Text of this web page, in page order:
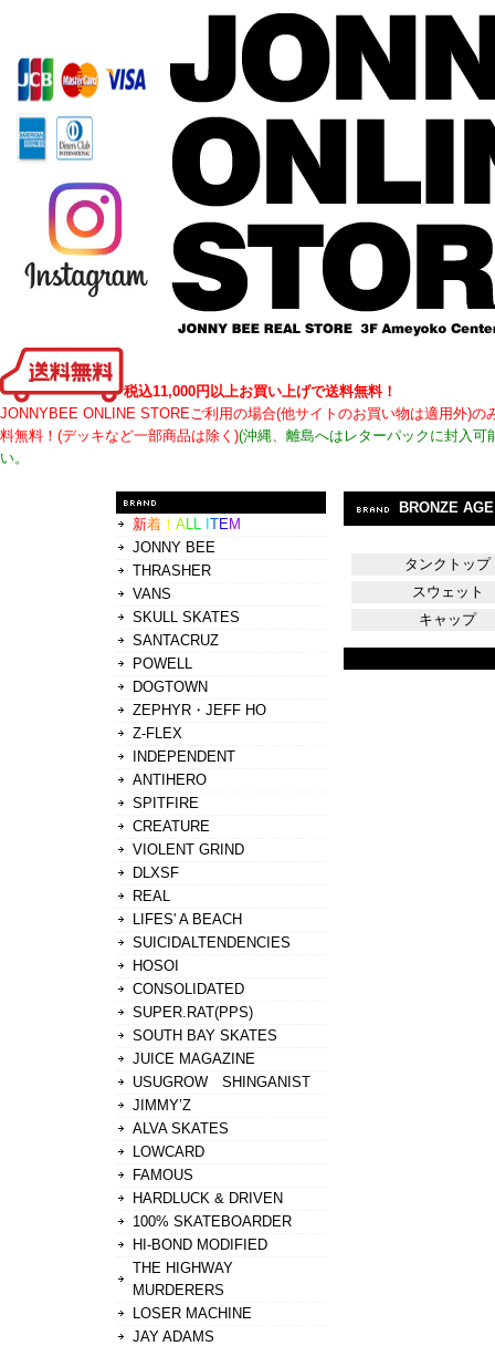
税込11,000円以上お買い上げで送料無料！
JONNYBEE ONLINE STOREご利用の場合(他サイトのお買い物は適用外)
料無料！(デッキなど一部商品は除く)(沖縄、離島へはレターパックに封入
い。
新着 ！ ALL TEM
JONNY BEE
THRASHER
VANS
SKULL SKATES
SANTACRUZ
POWELL
DOGTOWN
ZEPHYR・JEFF HO
Z-FLEX
INDEPENDENT
ANTIHERO
SPITFIRE
CREATURE
VIOLENT GRIND
DLXSF
REAL
LIFES' A BEACH
SUICIDALTENDENCIES
HOSOI
CONSOLIDATED
SUPER.RAT(PPS)
SOUTH BAY SKATES
JUICE MAGAZINE
USUGROW SHINGANIST
JIMMY’Z
ALVA SKATES
LOWCARD
FAMOUS
HARDLUCK & DRIVEN
100% SKATEBOARDER
HI-BOND MODIFIED
THE HIGHWAY
MURDERERS
LOSER MACHINE
JAY ADAMS
BRONZE AGE
タンクトップ
スウェット
キャップ